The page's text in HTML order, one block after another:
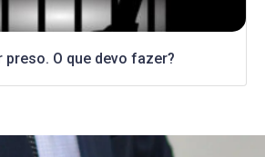
O que devo fazer?